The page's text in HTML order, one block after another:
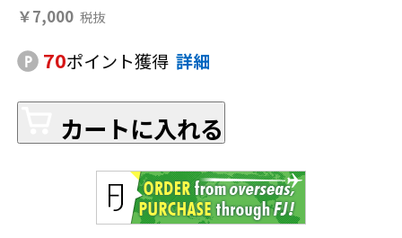
￥7,000
70ポイント獲得 詳細
カートに入れる